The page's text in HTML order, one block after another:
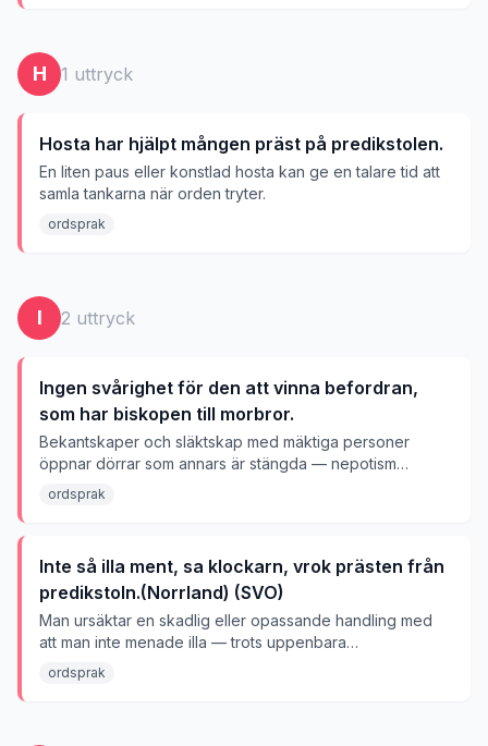
H 1 uttryck
Hosta har hjälpt mången präst på predikstolen.
En liten paus eller konstlad hosta kan ge en talare tid att
samla tankarna när orden tryter.
ordsprak
I 2 uttryck
Ingen svårighet för den att vinna befordran,
som har biskopen till morbror.
Bekantskaper och släktskap med mäktiga personer
öppnar dörrar som annars är stängda — nepotism
underlättar karriären.
ordsprak
Inte så illa ment, sa klockarn, vrok prästen från
predikstoln.(Norrland) (SVO)
Man ursäktar en skadlig eller opassande handling med
att man inte menade illa — trots uppenbara
konsekvenser.
ordsprak